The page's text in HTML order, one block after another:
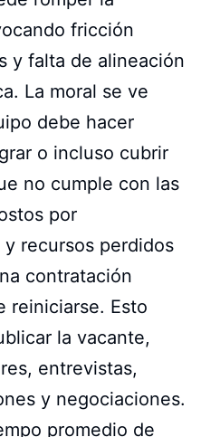
fricción
y falta de alineación
La moral se ve
debe hacer
o incluso cubrir
no cumple con las
por
recursos perdidos
contratación
reiniciarse. Esto
la vacante,
entrevistas,
y negociaciones.
promedio de